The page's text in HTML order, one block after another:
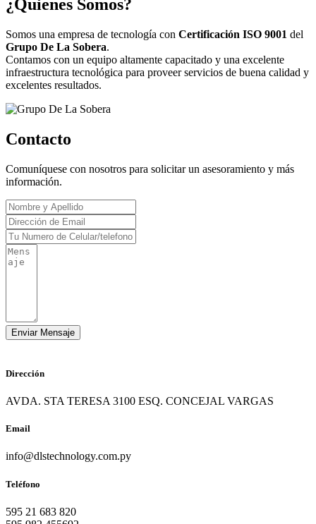
¿Quienes Somos?
Somos una empresa de tecnología con Certificación ISO 9001 del
Grupo De La Sobera.
Contamos con un equipo altamente capacitado y una excelente
infraestructura tecnológica para proveer servicios de buena calidad y
excelentes resultados.
Contacto
Comuníquese con nosotros para solicitar un asesoramiento y más
información.
Dirección
AVDA. STA TERESA 3100 ESQ. CONCEJAL VARGAS
Email
info@dlstechnology.com.py
Teléfono
595 21 683 820